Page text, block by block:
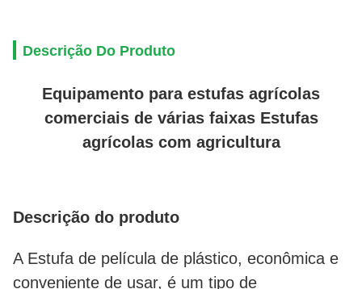
Descrição Do Produto
Equipamento para estufas agrícolas
comerciais de várias faixas Estufas
agrícolas com agricultura
Descrição do produto
A Estufa de película de plástico, econômica e
conveniente de usar, é um tipo de